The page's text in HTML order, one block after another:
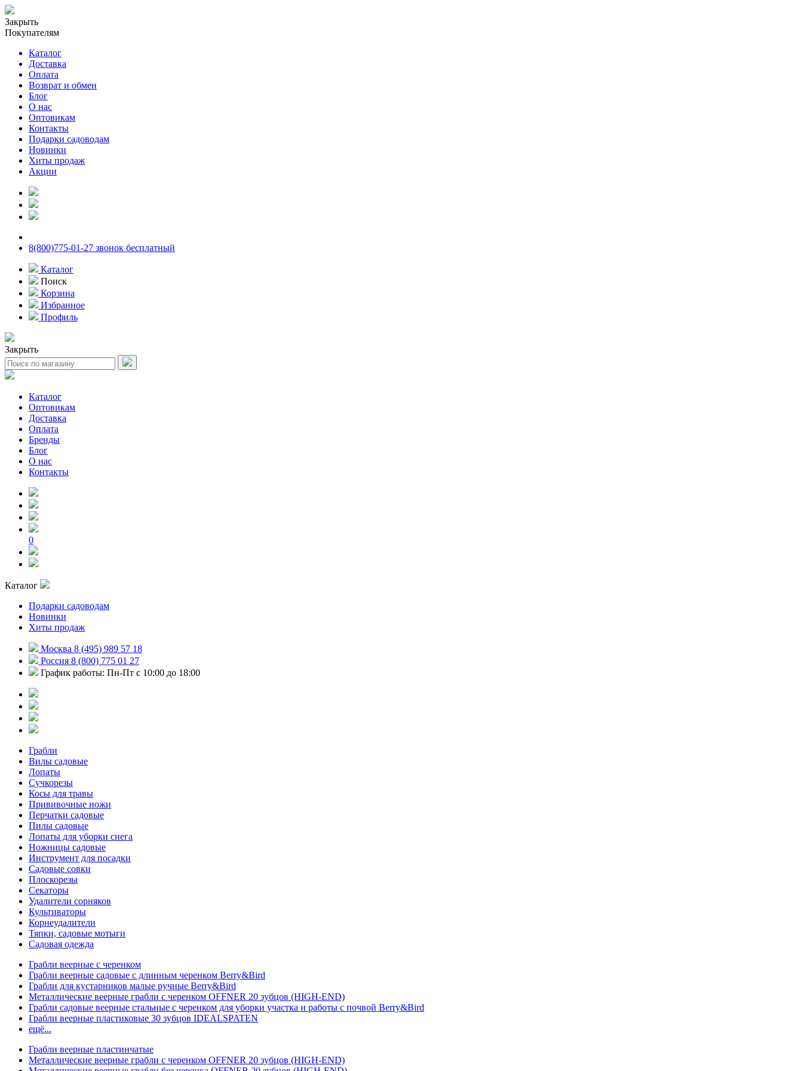
Закрыть
Покупателям
Каталог
Доставка
Оплата
Возврат и обмен
Блог
О нас
Оптовикам
Контакты
Подарки садоводам
Новинки
Хиты продаж
Акции
8(800)775-01-27 звонок бесплатный
Каталог
Поиск
Корзина
Избранное
Профиль
Закрыть
Каталог
Оптовикам
Доставка
Оплата
Бренды
Блог
О нас
Контакты
0
Каталог
Подарки садоводам
Новинки
Хиты продаж
Москва 8 (495) 989 57 18
Россия 8 (800) 775 01 27
График работы: Пн-Пт с 10:00 до 18:00
Грабли
Вилы садовые
Лопаты
Сучкорезы
Косы для травы
Прививочные ножи
Перчатки садовые
Пилы садовые
Лопаты для уборки снега
Ножницы садовые
Инструмент для посадки
Садовые совки
Плоскорезы
Секаторы
Удалители сорняков
Культиваторы
Корнеудалители
Тяпки, садовые мотыги
Садовая одежда
Грабли веерные с черенком
Грабли веерные садовые с длинным черенком Berry&Bird
Грабли для кустарников малые ручные Berry&Bird
Металлические веерные грабли с черенком OFFNER 20 зубцов (HIGH-END)
Грабли садовые веерные стальные с черенком для уборки участка и работы с почвой Berry&Bird
Грабли веерные пластиковые 30 зубцов IDEALSPATEN
ещё...
Грабли веерные пластинчатые
Металлические веерные грабли с черенком OFFNER 20 зубцов (HIGH-END)